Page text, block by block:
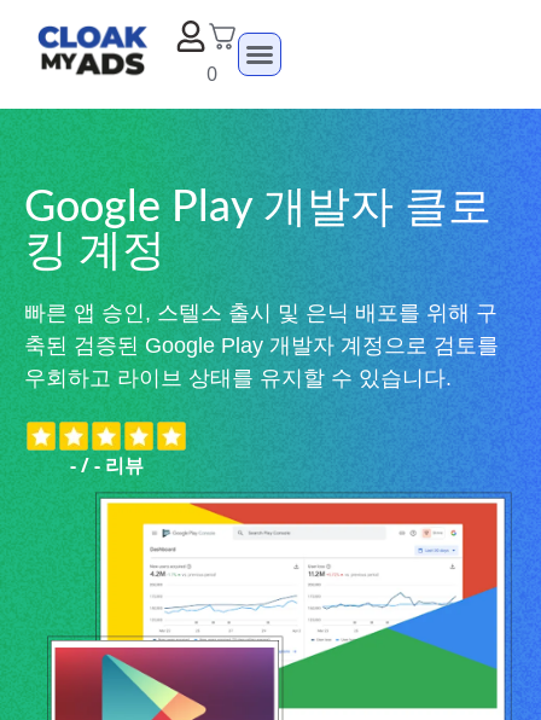
0
Google Play 개발자 클로
킹 계정
빠른 앱 승인, 스텔스 출시 및 은닉 배포를 위해 구
축된 검증된 Google Play 개발자 계정으로 검토를
우회하고 라이브 상태를 유지할 수 있습니다.
-/-리뷰